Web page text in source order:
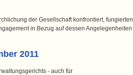
der Gesellschaft konfrontiert, fungierten
in Bezug auf dessen Angelegenheiten
2011
- auch für